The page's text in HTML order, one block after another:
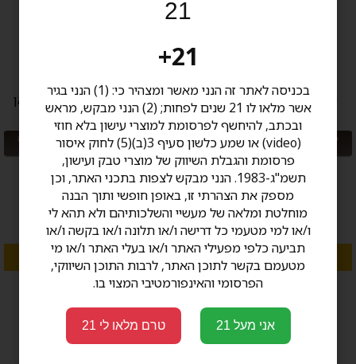
יין לבן יבש שרדונה יקב צובה
מבצע: קנה אלכוהול ב 500 ש"ח ומעלה
קבל 5% הנחה
750 מ"ל
17.6 שח ל 100 מ''ל
בחר כמות:
הוסף לעגלה
יין לבן יבש סוביניון סמיון בלאן
יקב צובה
מבצע: קנה אלכוהול ב 500 ש"ח ומעלה
קבל 5% הנחה
750 מ"ל
113.00 ₪
15.1 שח ל 100 מ''ל
בחר כמות:
הוסף לעגלה
21
21+
בכניסה לאתר זה הנני מאשר ומצהיר כי: (1) הנני בגיר
אשר מלאו לו 21 שנים לפחות; (2) הנני מבקש, מראש
ובכתב, להיחשף לפרסומת למוצרי עישון בלא חוזי
(video) או שמע כלשון סעיף 3(ב)(5) לחוק איסור
פרסומת והגבלת השיווק של מוצרי טבק ועישון,
תשמ"ג-1983. הנני מבקש לצפות בתכני האתר, וכן
מספק את הצהרתי זו, באופן חופשי ותוך הבנה
מוחלטת ומלאה של מעשיי והשלכותיהם ולא תהא לי
ו/או למי מטעמי כל דרישה ו/או תלונה ו/או בקשה ו/או
תביעה כלפי מפעילי האתר ו/או בעלי האתר ו/או מי
מטעמם בקשר לתוכן האתר, לרבות התוכן השיווקי,
הפרסומי והאינפורמטיבי המצוי בו.
אני מעל 21 טרם מלאו לי 21